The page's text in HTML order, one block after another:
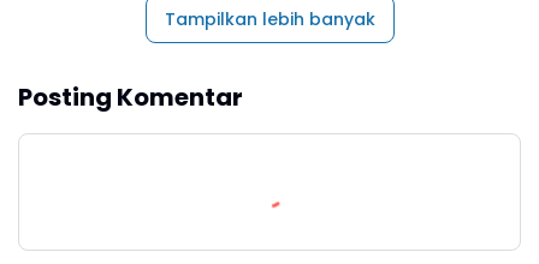
Tampilkan lebih banyak
Posting Komentar